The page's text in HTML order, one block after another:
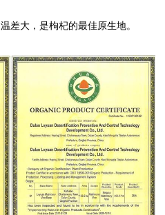
差大，是枸杞的最佳原生地。